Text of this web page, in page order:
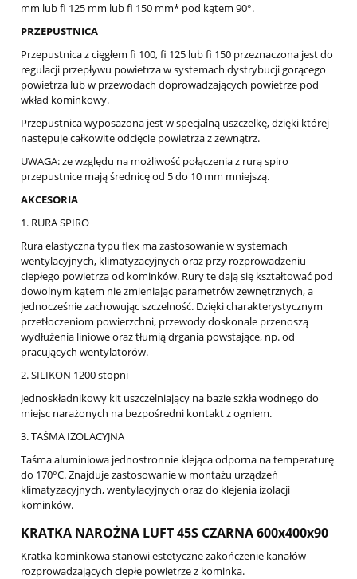
mm lub fi 125 mm lub fi 150 mm* pod kątem 90°.
PRZEPUSTNICA
Przepustnica z cięgłem fi 100, fi 125 lub fi 150 przeznaczona jest do
regulacji przepływu powietrza w systemach dystrybucji gorącego
powietrza lub w przewodach doprowadzających powietrze pod
wkład kominkowy.
Przepustnica wyposażona jest w specjalną uszczelkę, dzięki której
następuje całkowite odcięcie powietrza z zewnątrz.
UWAGA: ze względu na możliwość połączenia z rurą spiro
przepustnice mają średnicę od 5 do 10 mm mniejszą.
AKCESORIA
1. RURA SPIRO
Rura elastyczna typu flex ma zastosowanie w systemach
wentylacyjnych, klimatyzacyjnych oraz przy rozprowadzeniu
ciepłego powietrza od kominków. Rury te dają się kształtować pod
dowolnym kątem nie zmieniając parametrów zewnętrznych, a
jednocześnie zachowując szczelność. Dzięki charakterystycznym
przetłoczeniom powierzchni, przewody doskonale przenoszą
wydłużenia liniowe oraz tłumią drgania powstające, np. od
pracujących wentylatorów.
2. SILIKON 1200 stopni
Jednoskładnikowy kit uszczelniający na bazie szkła wodnego do
miejsc narażonych na bezpośredni kontakt z ogniem.
3. TAŚMA IZOLACYJNA
Taśma aluminiowa jednostronnie klejąca odporna na temperaturę
do 170°C. Znajduje zastosowanie w montażu urządzeń
klimatyzacyjnych, wentylacyjnych oraz do klejenia izolacji
kominków.
KRATKA NAROŻNA LUFT 45S CZARNA 600x400x90
Kratka kominkowa stanowi estetyczne zakończenie kanałów
rozprowadzających ciepłe powietrze z kominka.